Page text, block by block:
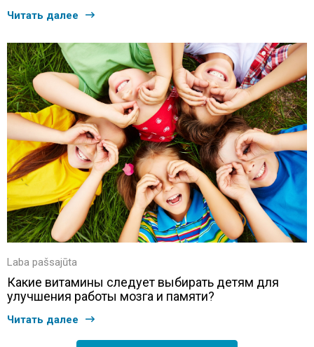
Читать далее
Laba pašsajūta
Какие витамины следует выбирать детям для
улучшения работы мозга и памяти?
Читать далее